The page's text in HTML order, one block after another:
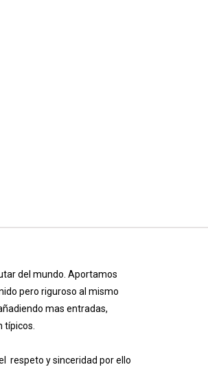
del mundo. Aportamos
pero riguroso al mismo
mas entradas,
respeto y sinceridad por ello